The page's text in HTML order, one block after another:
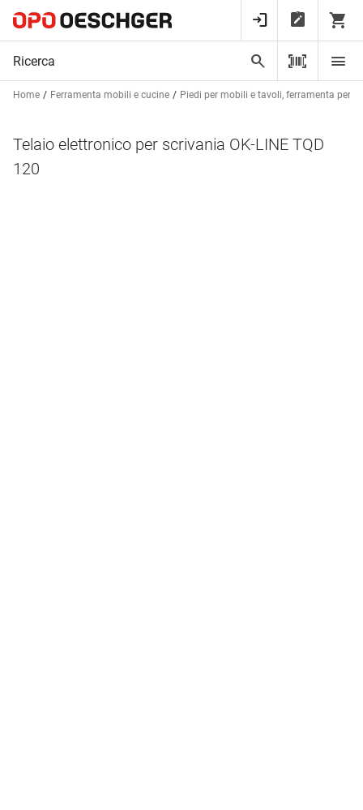
Home Ferramenta mobili e cucine Piedi per mobili e tavoli, ferramenta per
Telaio elettronico per scrivania OK-LINE TQD
120